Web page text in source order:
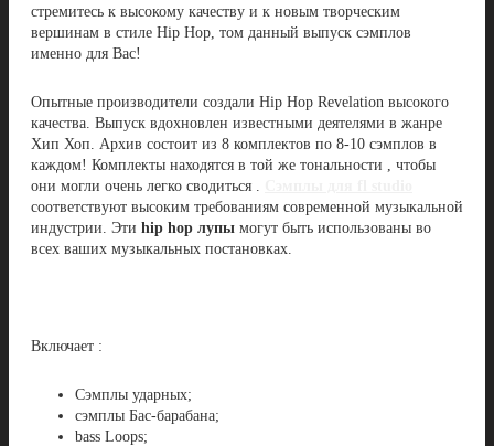
стремитесь к высокому качеству и к новым творческим
вершинам в стиле Hip Hop, том данный выпуск сэмплов
именно для Вас!
Опытные производители создали Hip Hop Revelation высокого
качества. Выпуск вдохновлен известными деятелями в жанре
Хип Хоп. Архив состоит из 8 комплектов по 8-10 сэмплов в
каждом! Комплекты находятся в той же тональности , чтобы
они могли очень легко сводиться .
соответствуют высоким требованиям современной музыкальной
индустрии. Эти hip hop лупы могут быть использованы во
всех ваших музыкальных постановках.
Включает :
Сэмплы ударных;
cэмплы Бас-барабана;
bass Loops;